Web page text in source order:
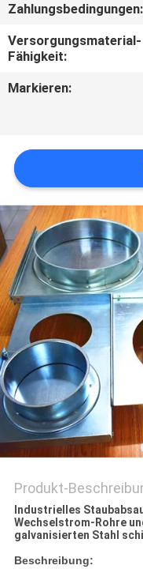
FÄLLE
SITEMAP
POLICY
Zahlungsbedingungen:
Versorgungsmaterial-
Fähigkeit:
Markieren:
Produkt-
Industrielles
Wechselstrom-Rohre
galvanisierten Stahl
Beschreibung: